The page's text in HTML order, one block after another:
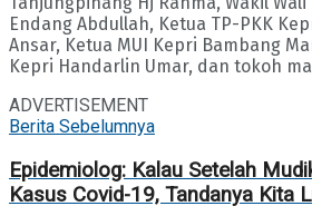
Endang Abdullah, Ketua TP-PKK
Ansar, Ketua MUI Kepri Bambang
Kepri Handarlin Umar, dan tokoh
ADVERTISEMENT
Berita Sebelumnya
Epidemiolog: Kalau Setelah
Kasus Covid-19, Tandanya Kita